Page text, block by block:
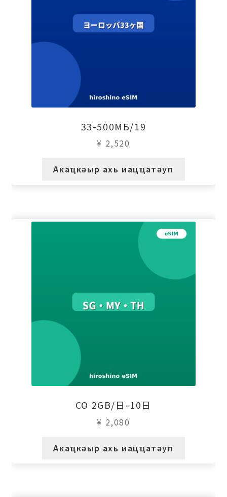
33-500МБ/19
¥ 2,520
Акаҵкәыр ахь иацҵатәуп
CO 2GB/日-10日
¥ 2,080
Акаҵкәыр ахь иацҵатәуп